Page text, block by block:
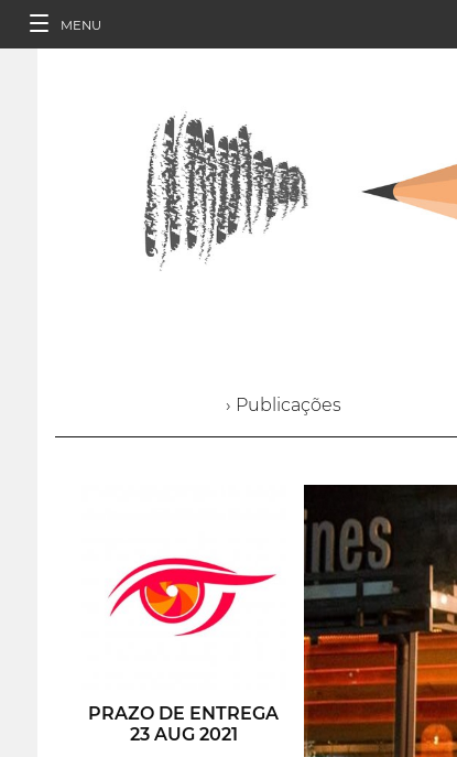
MENU
› Publicações
PRAZO DE ENTREGA
23 AUG 2021